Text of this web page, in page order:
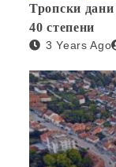
Тропски
40 степени
3 Years Ago